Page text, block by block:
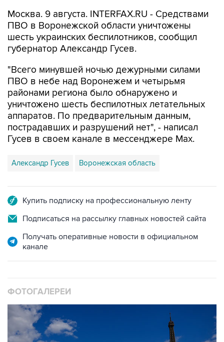
Москва. 9 августа. INTERFAX.RU - Средствами
ПВО в Воронежской области уничтожены
шесть украинских беспилотников, сообщил
губернатор Александр Гусев.
"Всего минувшей ночью дежурными силами
ПВО в небе над Воронежем и четырьмя
районами региона было обнаружено и
уничтожено шесть беспилотных летательных
аппаратов. По предварительным данным,
пострадавших и разрушений нет", - написал
Гусев в своем канале в мессенджере Max.
Александр Гусев Воронежская область
Купить подписку на профессиональную ленту
Подписаться на рассылку главных новостей сайта
Получать оперативные новости в официальном
канале
ФОТОГАЛЕРЕИ